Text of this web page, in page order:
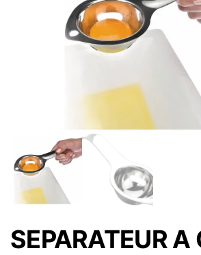
SEPARATEUR A